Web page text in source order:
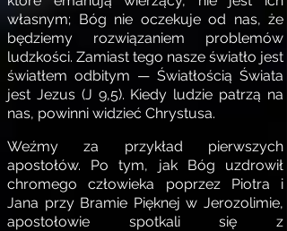
własnym; Bóg nie oczekuje od nas, że
będziemy rozwiązaniem problemów
ludzkości. Zamiast tego nasze światło jest
światłem odbitym — Światłością Świata
jest Jezus (J 9,5). Kiedy ludzie patrzą na
nas, powinni widzieć Chrystusa.
Weźmy za przykład pierwszych
apostołów. Po tym, jak Bóg uzdrowił
chromego człowieka poprzez Piotra i
Jana przy Bramie Pięknej w Jerozolimie,
apostołowie spotkali się z